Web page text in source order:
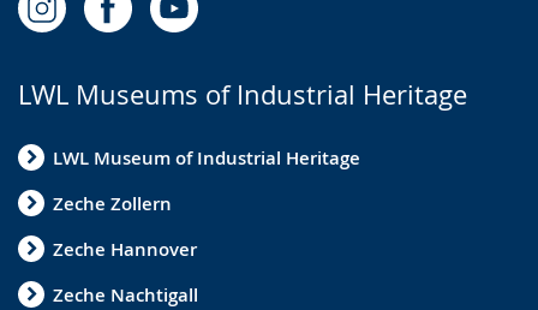
LWL Museums of Industrial Heritage
LWL Museum of Industrial Heritage
Zeche Zollern
Zeche Hannover
Zeche Nachtigall